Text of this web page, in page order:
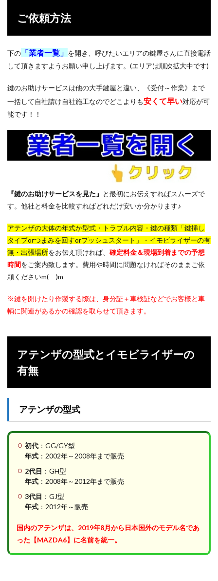
イプ
ドキ
ー＆
スマ
キー
5
悪徳
鍵屋
要注
6
なら
お任
ご依頼方法
下の 「業者一覧」 を開き、呼びたいエリアの鍵屋さんに直接電話
して頂きますようお願い申し上げます。(エリアは順次拡大中です)
鍵のお助けサービスは他の大手鍵屋と違い、《受付～作業》まで
一括して自社請け自社施工なのでどこよりも安くて早い対応が可
能です！！
『鍵のお助けサービスを見た』 と最初にお伝えすればスムーズで
す。他社と料金を比較すればどれだけ安いか分かります♪
アテンザの大体の年式か型式・トラブル内容・鍵の種類「鍵挿し
タイプorつまみを回すorプッシュスタート」・イモビライザーの有
無・出張場所をお伝え頂ければ、 確定料金＆現場到着までの予想
時間をご案内致します。費用や時間に問題なければそのままご依
頼くださいm(_ _)m
※鍵を開けたり作製する際は、身分証＋車検証などでお客様と車
輌に関連があるかの確認を取らせて頂きます。
アテンザの型式とイモビライザーの
有無
アテンザの型式
初代 ：GG/GY型
年式 ：2002年～2008年まで販売
2代目 ：GH型
年式 ：2008年～2012年まで販売
3代目 ：GJ型
年式 ：2012年～販売
国内のアテンザは、2019年8月から日本国外のモデル名であ
った【MAZDA6】に名前を統一。